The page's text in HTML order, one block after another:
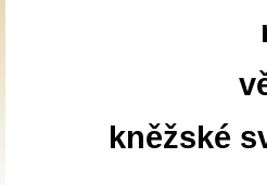
kněžské